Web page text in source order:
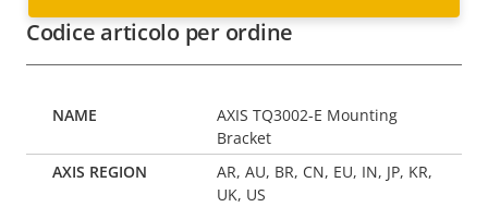
Codice articolo per ordine
AXIS TQ3002-E Mounting
Bracket
AR, AU, BR, CN, EU, IN, JP, KR,
UK, US